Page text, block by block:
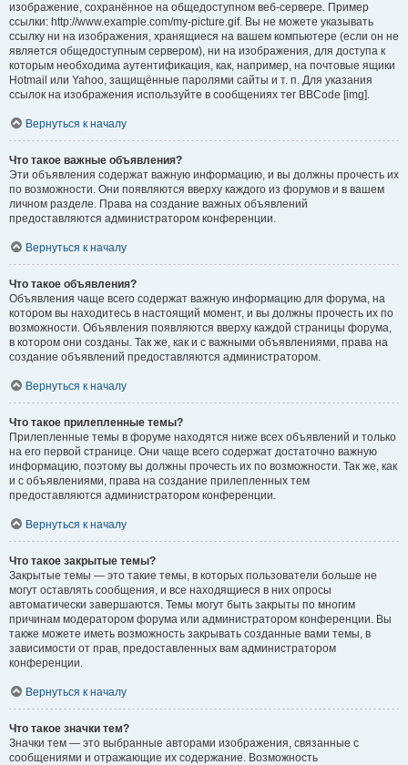
изображение, сохранённое на общедоступном веб-сервере. Пример
ссылки: http://www.example.com/my-picture.gif. Вы не можете указывать
ссылку ни на изображения, хранящиеся на вашем компьютере (если он не
является общедоступным сервером), ни на изображения, для доступа к
которым необходима аутентификация, как, например, на почтовые ящики
Hotmail или Yahoo, защищённые паролями сайты и т. п. Для указания
ссылок на изображения используйте в сообщениях тег BBCode [img].
Вернуться к началу
Что такое важные объявления?
Эти объявления содержат важную информацию, и вы должны прочесть их
по возможности. Они появляются вверху каждого из форумов и в вашем
личном разделе. Права на создание важных объявлений
предоставляются администратором конференции.
Вернуться к началу
Что такое объявления?
Объявления чаще всего содержат важную информацию для форума, на
котором вы находитесь в настоящий момент, и вы должны прочесть их по
возможности. Объявления появляются вверху каждой страницы форума,
в котором они созданы. Так же, как и с важными объявлениями, права на
создание объявлений предоставляются администратором.
Вернуться к началу
Что такое прилепленные темы?
Прилепленные темы в форуме находятся ниже всех объявлений и только
на его первой странице. Они чаще всего содержат достаточно важную
информацию, поэтому вы должны прочесть их по возможности. Так же, как
и с объявлениями, права на создание прилепленных тем
предоставляются администратором конференции.
Вернуться к началу
Что такое закрытые темы?
Закрытые темы — это такие темы, в которых пользователи больше не
могут оставлять сообщения, и все находящиеся в них опросы
автоматически завершаются. Темы могут быть закрыты по многим
причинам модератором форума или администратором конференции. Вы
также можете иметь возможность закрывать созданные вами темы, в
зависимости от прав, предоставленных вам администратором
конференции.
Вернуться к началу
Что такое значки тем?
Значки тем — это выбранные авторами изображения, связанные с
сообщениями и отражающие их содержание. Возможность